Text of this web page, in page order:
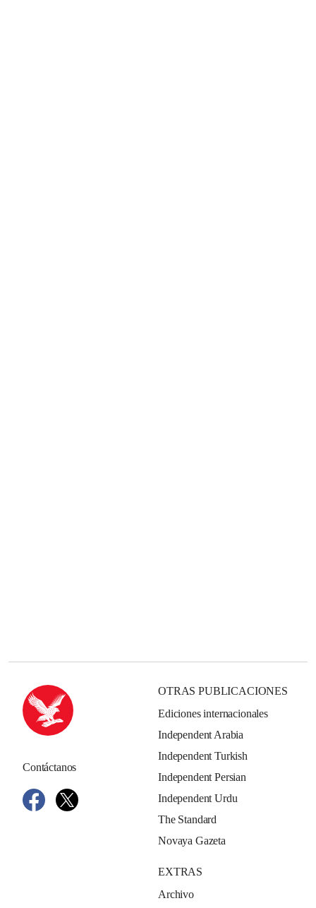
Contáctanos
OTRAS PUBLICACIONES
Ediciones internacionales
Independent Arabia
Independent Turkish
Independent Persian
Independent Urdu
The Standard
Novaya Gazeta
EXTRAS
Archivo